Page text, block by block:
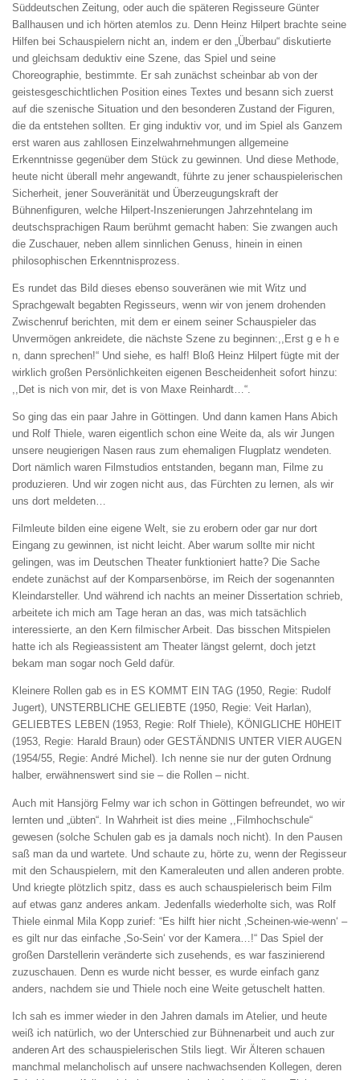
Süddeutschen Zeitung, oder auch die späteren Regisseure Günter
Ballhausen und ich hörten atemlos zu. Denn Heinz Hilpert brachte seine
Hilfen bei Schauspielern nicht an, indem er den „Überbau“ diskutierte
und gleichsam deduktiv eine Szene, das Spiel und seine
Choreographie, bestimmte. Er sah zunächst scheinbar ab von der
geistesgeschichtlichen Position eines Textes und besann sich zuerst
auf die szenische Situation und den besonderen Zustand der Figuren,
die da entstehen sollten. Er ging induktiv vor, und im Spiel als Ganzem
erst waren aus zahllosen Einzelwahrnehmungen allgemeine
Erkenntnisse gegenüber dem Stück zu gewinnen. Und diese Methode,
heute nicht überall mehr angewandt, führte zu jener schauspielerischen
Sicherheit, jener Souveränität und Überzeugungskraft der
Bühnenfiguren, welche Hilpert-Inszenierungen Jahrzehntelang im
deutschsprachigen Raum berühmt gemacht haben: Sie zwangen auch
die Zuschauer, neben allem sinnlichen Genuss, hinein in einen
philosophischen Erkenntnisprozess.
Es rundet das Bild dieses ebenso souveränen wie mit Witz und
Sprachgewalt begabten Regisseurs, wenn wir von jenem drohenden
Zwischenruf berichten, mit dem er einem seiner Schauspieler das
Unvermögen ankreidete, die nächste Szene zu beginnen:,,Erst g e h e
n, dann sprechen!“ Und siehe, es half! Bloß Heinz Hilpert fügte mit der
wirklich großen Persönlichkeiten eigenen Bescheidenheit sofort hinzu:
,,Det is nich von mir, det is von Maxe Reinhardt…“.
So ging das ein paar Jahre in Göttingen. Und dann kamen Hans Abich
und Rolf Thiele, waren eigentlich schon eine Weite da, als wir Jungen
unsere neugierigen Nasen raus zum ehemaligen Flugplatz wendeten.
Dort nämlich waren Filmstudios entstanden, begann man, Filme zu
produzieren. Und wir zogen nicht aus, das Fürchten zu lernen, als wir
uns dort meldeten…
Filmleute bilden eine eigene Welt, sie zu erobern oder gar nur dort
Eingang zu gewinnen, ist nicht leicht. Aber warum sollte mir nicht
gelingen, was im Deutschen Theater funktioniert hatte? Die Sache
endete zunächst auf der Komparsenbörse, im Reich der sogenannten
Kleindarsteller. Und während ich nachts an meiner Dissertation schrieb,
arbeitete ich mich am Tage heran an das, was mich tatsächlich
interessierte, an den Kern filmischer Arbeit. Das bisschen Mitspielen
hatte ich als Regieassistent am Theater längst gelernt, doch jetzt
bekam man sogar noch Geld dafür.
Kleinere Rollen gab es in ES KOMMT EIN TAG (1950, Regie: Rudolf
Jugert), UNSTERBLICHE GELIEBTE (1950, Regie: Veit Harlan),
GELIEBTES LEBEN (1953, Regie: Rolf Thiele), KÖNIGLICHE H0HEIT
(1953, Regie: Harald Braun) oder GESTÄNDNIS UNTER VIER AUGEN
(1954/55, Regie: André Michel). Ich nenne sie nur der guten Ordnung
halber, erwähnenswert sind sie – die Rollen – nicht.
Auch mit Hansjörg Felmy war ich schon in Göttingen befreundet, wo wir
lernten und „übten“. In Wahrheit ist dies meine ,,Filmhochschule“
gewesen (solche Schulen gab es ja damals noch nicht). In den Pausen
saß man da und wartete. Und schaute zu, hörte zu, wenn der Regisseur
mit den Schauspielern, mit den Kameraleuten und allen anderen probte.
Und kriegte plötzlich spitz, dass es auch schauspielerisch beim Film
auf etwas ganz anderes ankam. Jedenfalls wiederholte sich, was Rolf
Thiele einmal Mila Kopp zurief: “Es hilft hier nicht ‚Scheinen-wie-wenn‘ –
es gilt nur das einfache ‚So-Sein‘ vor der Kamera…!“ Das Spiel der
großen Darstellerin veränderte sich zusehends, es war faszinierend
zuzuschauen. Denn es wurde nicht besser, es wurde einfach ganz
anders, nachdem sie und Thiele noch eine Weite getuschelt hatten.
Ich sah es immer wieder in den Jahren damals im Atelier, und heute
weiß ich natürlich, wo der Unterschied zur Bühnenarbeit und auch zur
anderen Art des schauspielerischen Stils liegt. Wir Älteren schauen
manchmal melancholisch auf unsere nachwachsenden Kollegen, deren